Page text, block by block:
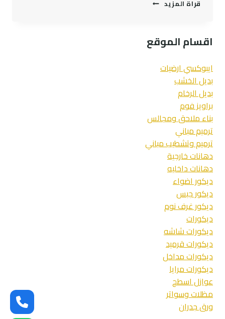
قراة المزيد
تلفزيون
معلم
ممتازفي
اقسام الموقع
ايبوكسي ارضيات
بديل الخشب
بديل الرخام
براويز فوم
بناء ملاحق ومجالس
ترميم مباني
ترميم وتشطيب مباني
دهانات خارجية
دهانات داخليه
ديكور اضواء
ديكور جبس
ديكور غرف نوم
ديكورات
ديكورات شاشه
ديكورات قرميد
ديكورات مداخل
ديكورات مرايا
عوازل اسطح
مظلات وسواتر
ورق جدران